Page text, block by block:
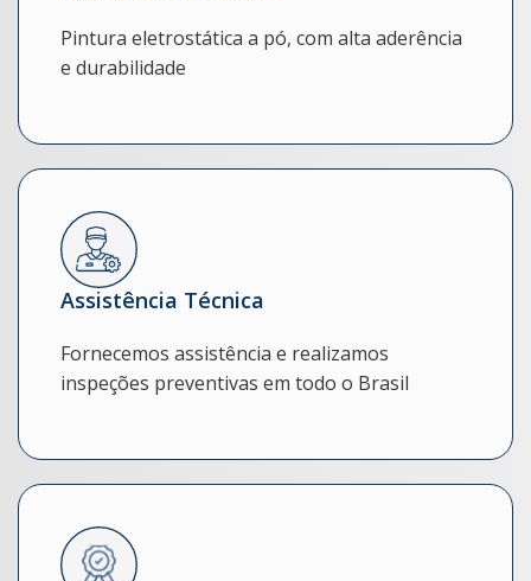
Pintura eletrostática a pó, com alta aderência
e durabilidade
Assistência Técnica
Fornecemos assistência e realizamos
inspeções preventivas em todo o Brasil